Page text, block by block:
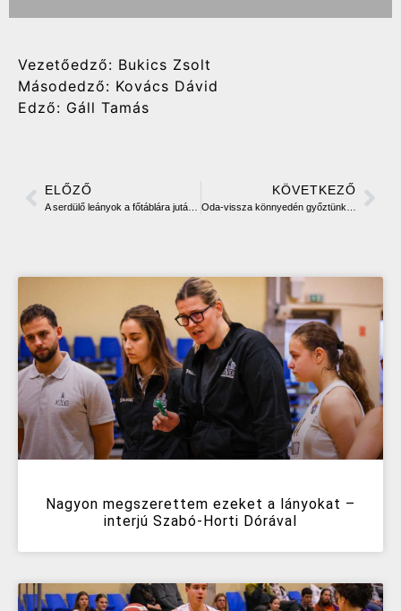
Vezetőedző: Bukics Zsolt
Másodedző: Kovács Dávid
Edző: Gáll Tamás
ELŐZŐ KÖVETKEZŐ
Nagyon megszerettem ezeket a lányokat –
interjú Szabó-Horti Dórával